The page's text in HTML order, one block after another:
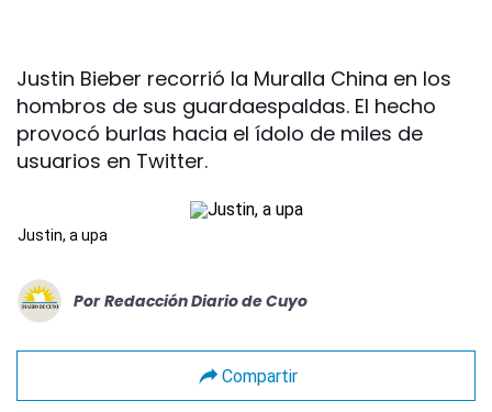
Justin Bieber recorrió la Muralla China en los
hombros de sus guardaespaldas. El hecho
provocó burlas hacia el ídolo de miles de
usuarios en Twitter.
Justin, a upa
Por Redacción Diario de Cuyo
Compartir